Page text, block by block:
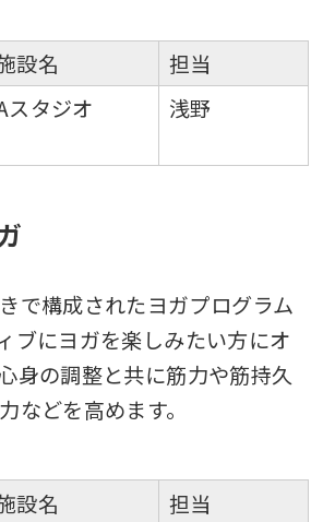
設名
スタジオ
担当
浅野
で構成されたヨガプログラム
ブにヨガを楽しみたい方にオ
身の調整と共に筋力や筋持久
などを高めます。
設名
担当